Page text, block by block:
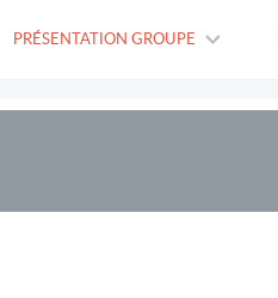
PRÉSENTATION GROUPE